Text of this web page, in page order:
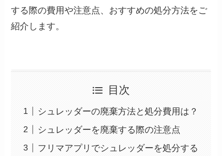
する際の費用や注意点、おすすめの処分方法をご
紹介します。
目次
シュレッダーの廃棄方法と処分費用は？
シュレッダーを廃棄する際の注意点
フリマアプリでシュレッダーを処分する